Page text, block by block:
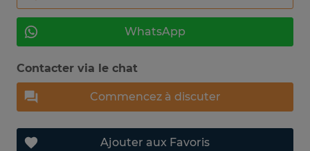
WhatsApp
Contacter via le chat
Commencez à discuter
Ajouter aux Favoris